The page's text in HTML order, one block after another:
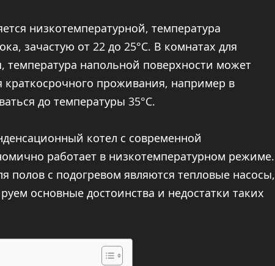
низкотемпературной, температура
зачастую от 22 до 25°C. В комнатах для
температура напольной поверхности может
краткосрочного проживания, например в
до температуры 35°C.
котел с современной
работает в низкотемпературном режиме.
полов с подогревом являются тепловые насосы,
основные достоинства и недостатки таких